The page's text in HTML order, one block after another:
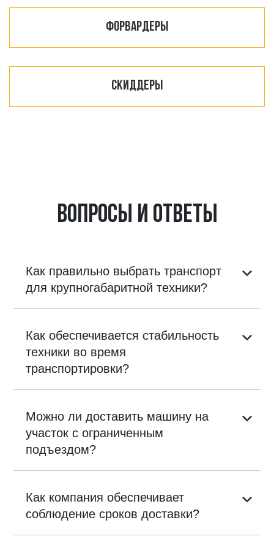
Форвардеры
Скиддеры
Вопросы и ответы
Как правильно выбрать транспорт
для крупногабаритной техники?
Как обеспечивается стабильность
техники во время
транспортировки?
Можно ли доставить машину на
участок с ограниченным
подъездом?
Как компания обеспечивает
соблюдение сроков доставки?